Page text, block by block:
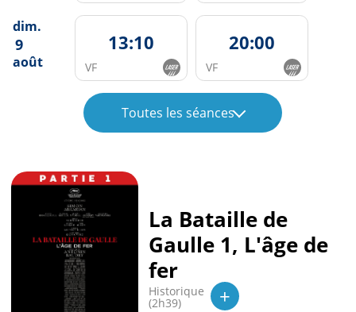
dim.
9
août
13:10
VF
20:00
VF
Toutes les séances
La Bataille de
Gaulle 1, L'âge de
fer
Historique
(2h39) +